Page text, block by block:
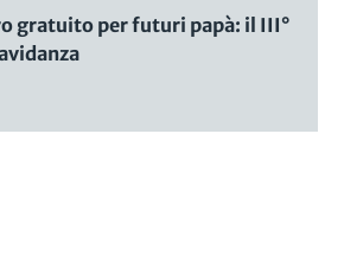
gratuito per futuri papà: il III°